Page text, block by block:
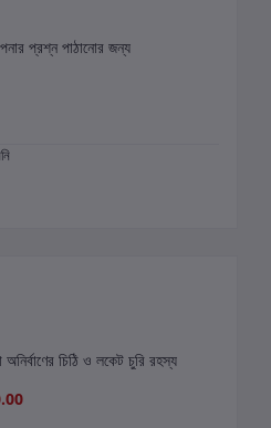
প্রশ্ন পাঠানোর জন্য
অনির্বাণের চিঠি ও লকেট চুরি রহস্য